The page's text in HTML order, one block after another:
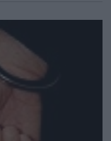
μας,
γραφεία, τις
το
να […]